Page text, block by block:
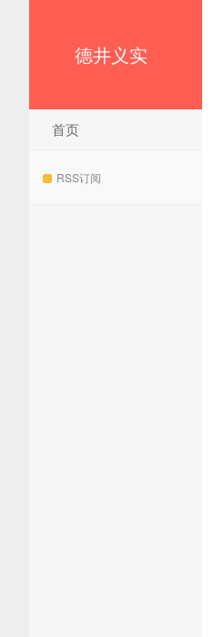
德井义实
首页
RSS订阅